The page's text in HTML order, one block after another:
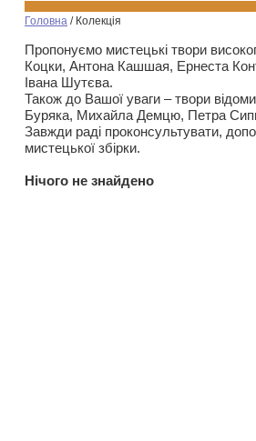
Головна / Колекція
Пропонуємо мистецькі твори
Коцки, Антона Кашшая, Ернеста
Івана Шутєва.
Також до Вашої уваги – твори
Буряка, Михайла Демцю, Петра
Завжди раді проконсультувати,
мистецької збірки.
Нiчого не знайдено